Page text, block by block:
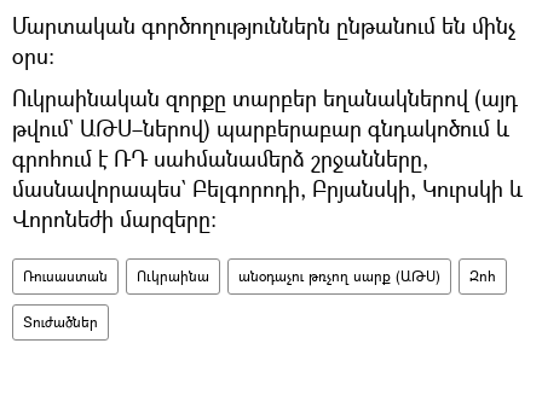
Մարտական գործողություններն ընթանում են մինչ
օրս։
Ուկրաինական զորքը տարբեր եղանակներով (այդ
թվում` ԱԹՍ–ներով) պարբերաբար գնդակոծում և
գրոհում է ՌԴ սահմանամերձ շրջանները,
մասնավորապես` Բելգորոդի, Բրյանսկի, Կուրսկի և
Վորոնեժի մարզերը։
Ռուսաստան Ուկրաինա անօդաչու թռչող սարք (ԱԹՍ) Զոհ
Տուժածներ